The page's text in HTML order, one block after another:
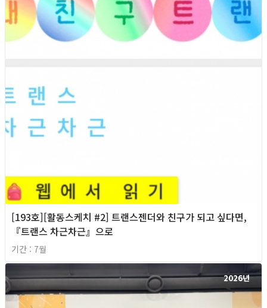
[193호][활동스케치 #2] 트랜스젠더와 친구가 되고 싶다면,
『트랜스 차근차근』으로
기간 : 7월
2026년